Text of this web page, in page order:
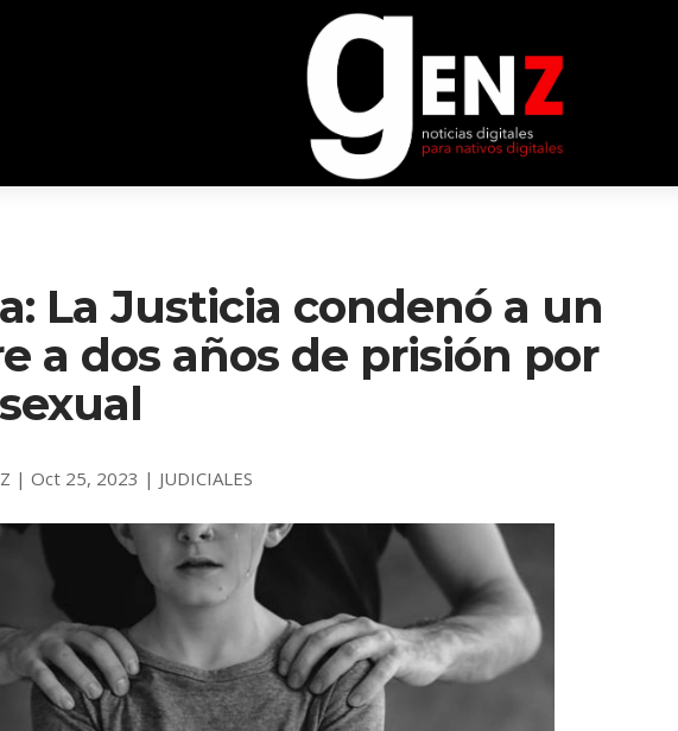
La Justicia condenó a un
a dos años de prisión por
|Oct 25, 2023 | JUDICIALES